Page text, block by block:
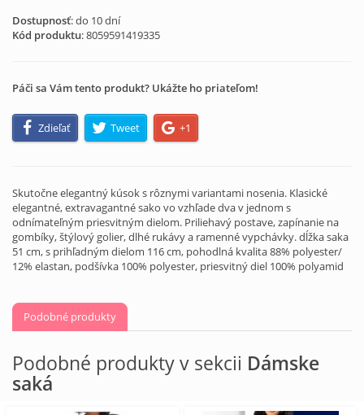
Dostupnosť: do 10 dní
Kód produktu:8059591419335
Páči sa Vám tento produkt? Ukážte ho priateľom!
Zdieľať Tweet +1
Skutočne elegantný kúsok s rôznymi variantami nosenia. Klasické
elegantné, extravagantné sako vo vzhľade dva v jednom s
odnímateľným priesvitným dielom. Priliehavý postave, zapínanie na
gombíky, štýlový golier, dlhé rukávy a ramenné vypchávky. dĺžka saka
51 cm, s prihľadným dielom 116 cm, pohodlná kvalita 88% polyester/
12% elastan, podšívka 100% polyester, priesvitný diel 100% polyamid
Podobné produkty
Podobné produkty v sekcii Dámske
saká